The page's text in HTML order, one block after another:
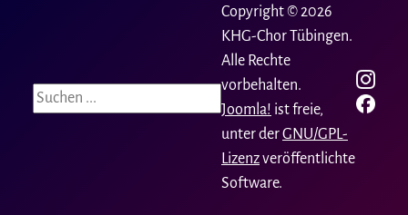
Suchen
Copyright © 2026
KHG-Chor Tübingen.
Alle Rechte
vorbehalten.
Joomla! ist freie,
unter derGNU/GPL-
Lizenzveröffentlichte
Software.